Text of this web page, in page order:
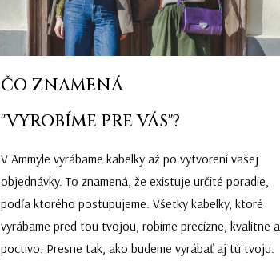
ČO ZNAMENÁ
"VYROBÍME PRE VÁS"?
V Ammyle vyrábame kabelky až po vytvorení vašej
objednávky. To znamená, že existuje určité poradie,
podľa ktorého postupujeme. Všetky kabelky, ktoré
vyrábame pred tou tvojou, robíme precízne, kvalitne a
poctivo. Presne tak, ako budeme vyrábať aj tú tvoju.